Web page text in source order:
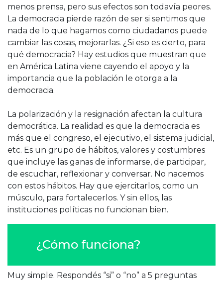
menos prensa, pero sus efectos son todavía peores.
La democracia pierde razón de ser si sentimos que
nada de lo que hagamos como ciudadanos puede
cambiar las cosas, mejorarlas. ¿Si eso es cierto, para
qué democracia? Hay estudios que muestran que
en América Latina viene cayendo el apoyo y la
importancia que la población le otorga a la
democracia.
La polarización y la resignación afectan la cultura
democrática. La realidad es que la democracia es
más que el congreso, el ejecutivo, el sistema judicial,
etc. Es un grupo de hábitos, valores y costumbres
que incluye las ganas de informarse, de participar,
de escuchar, reflexionar y conversar. No nacemos
con estos hábitos. Hay que ejercitarlos, como un
músculo, para fortalecerlos. Y sin ellos, las
instituciones políticas no funcionan bien.
¿Cómo funciona?
Muy simple. Respondés “si” o “no” a 5 preguntas